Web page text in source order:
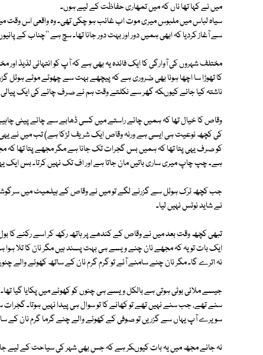
میں نے کہا تھا ناں کہ میں تمھاری حفاظت کے لیے ہوں۔
سیاہ لباس میں ملبوس میری موت اب غائب ہو چکی تھی۔ وہ واقعی اس وقت
سے آغاز کردیا کہ ابھی ہمیں دور اور بہت دور جانا تھا۔ سچ ہے ''چناب کے
مختلف شہروں کی آوارگی کا ایک فائدہ یہ بھی ہے کہ آپ کو انتہائی لذیذ
کا تھوڑا سا اچھا ہونا بھی ضروری ہے کہ پیچھے بہت سے چھوٹے موٹے ہوٹل
ناشتہ کیا جائے کیوںکہ گھر سے نکلتے وقت ہم نے صرف چائے کی ایک
وقاص کا خیال تھا کہ ہمیں چائے راستے میں کسی ڈھابے سے چائے پینی
کی کچھ نوعیت ہی ایسی ہے ورنہ وقاص ایک شریف لڑکا ہے) تب میں نے
کو صرف یہی پتا تھا کہ ہمیں بس گجرات تک جانا ہے مگر مجھے پتا تھا
ہے۔ چپ چاپ میری ساری باتیں مان جاتا ہے اور اف تک نہیں کرتا۔ بس
جب کچھ ٹرک ہوٹل سے گزرنے لگے تو میں نے وقاص کے ہیلمیٹ میں
نے شاید نوٹس نہیں لیا۔
تبھی کچھ وقت بعد میں نے وقاص کے کندھے پر ہاتھ رکھ کر اسے رکنے کا بول
ایک بات تو یہ کہ مجھے نان چنے ویسے ہی بہت پسند ہیں مگر نان کا تلا
نہ اترے گا۔ مگر نان چنے سامنے آئے تو گرم گرم نان کے ساتھ کھوئے والے
جیسے ملائی بوٹی ہوتی ہے بالکل ویسے ہی چنوں کو کھوئے میں پکایا گیا
سنے تھے، جب سنے نہیں تھے تو کھانے کا تو سوال ہی پیدا نہیں ہوتا۔
سویرے آپ یہاں سے گزریں تو صوفی کے کھوئے والے چنے گرما گرم نان کے
نہ جانے مجھ میں یہ بات کیوںکر ہے کہ جس بھی شہر کی سیاحت کے لیے